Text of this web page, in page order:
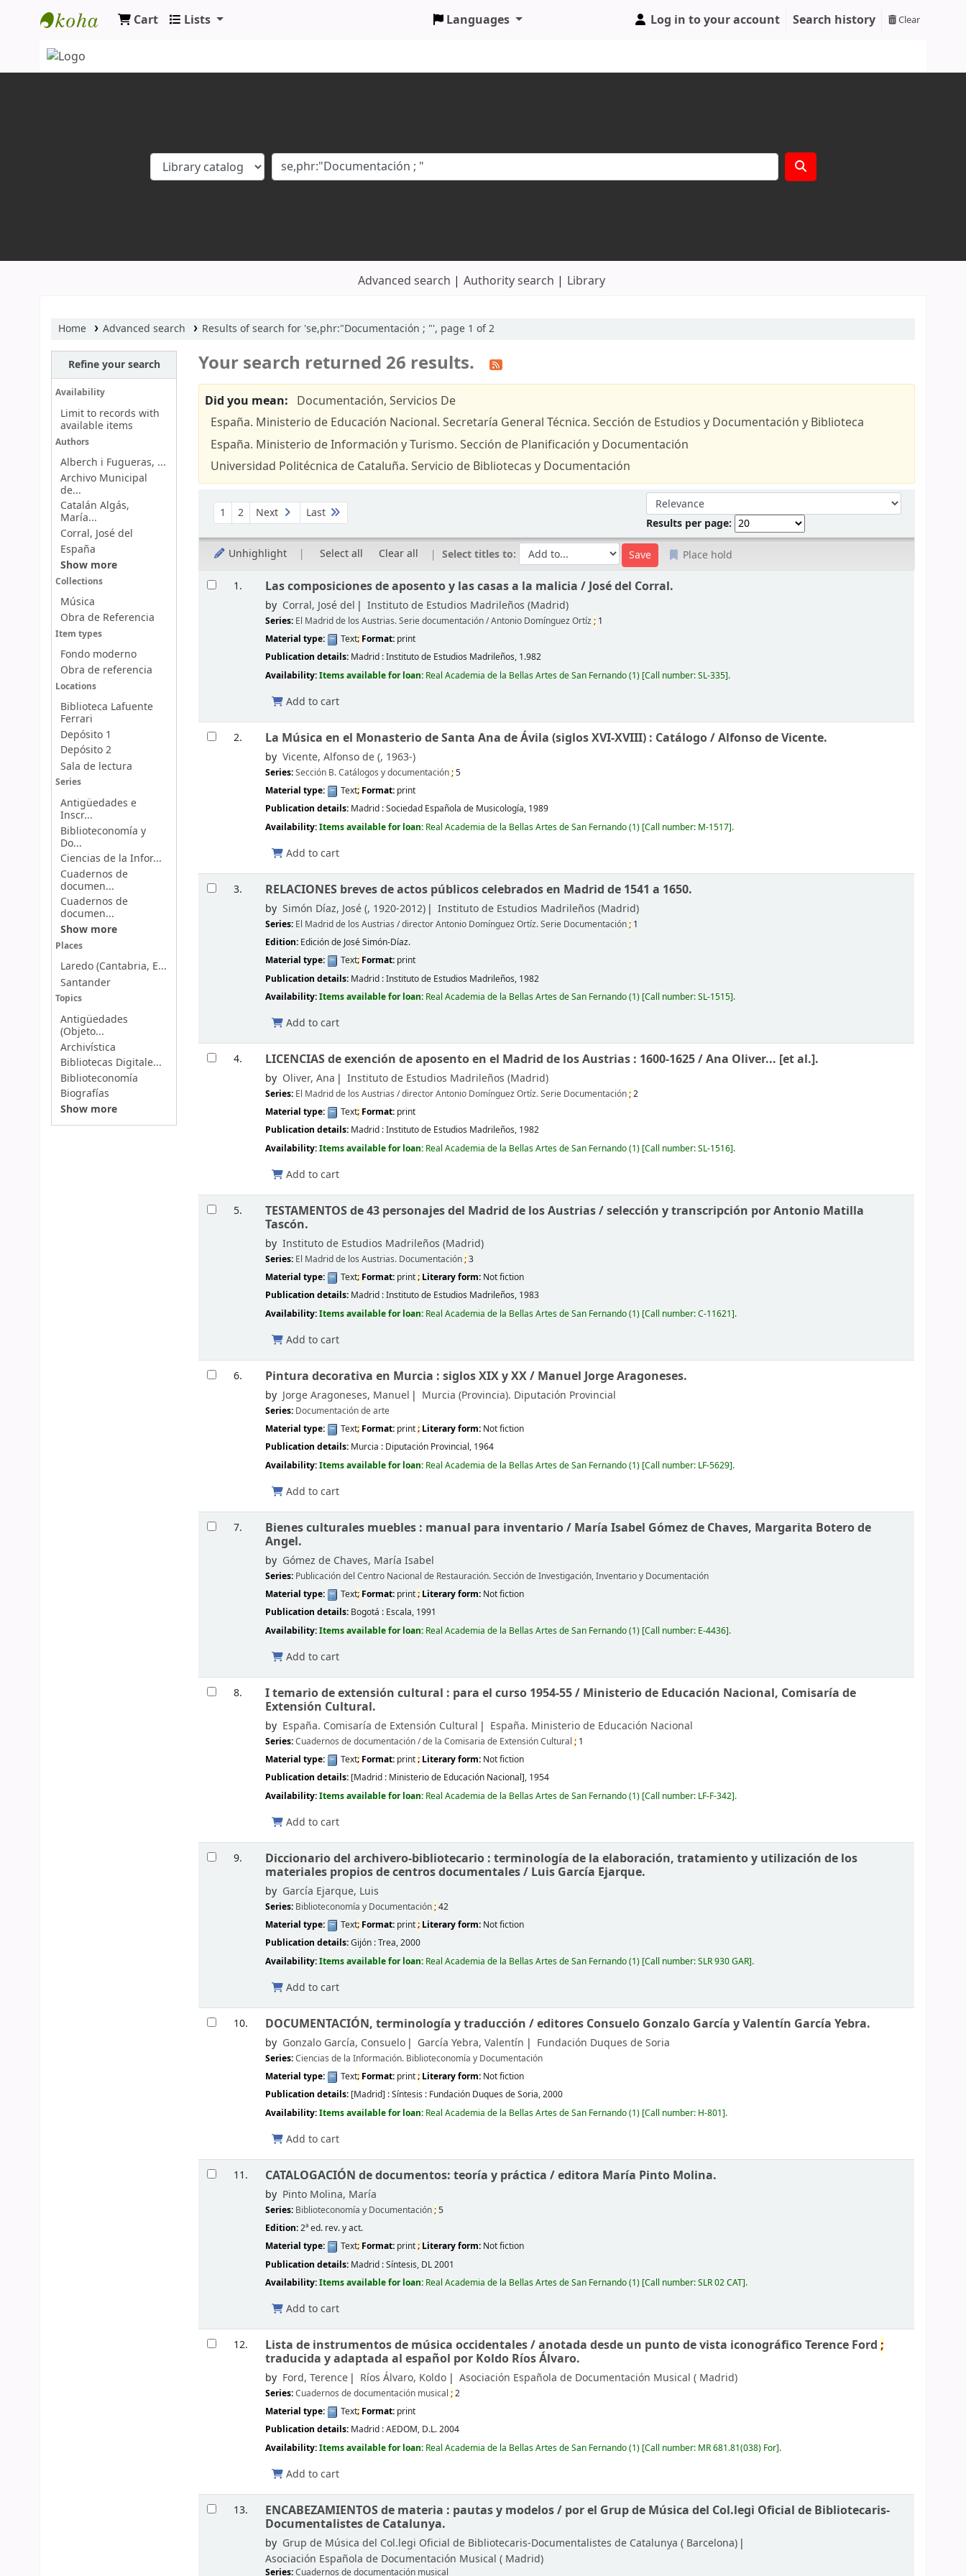
Koha online
Cart Lists Languages Log in to your account Search history Clear
Advanced search Authority search Library
Home Advanced search Results of search for 'se,phr:"Documentación ; "', page 1 of 2
Refine your search
Availability
Limit to records with
available items
Authors
Alberch i Fugueras, ...
Archivo Municipal
de...
Catalán Algás,
María...
Corral, José del
España
Show more
Collections
Música
Obra de Referencia
Item types
Fondo moderno
Obra de referencia
Locations
Biblioteca Lafuente
Ferrari
Depósito 1
Depósito 2
Sala de lectura
Series
Antigüedades e
Inscr...
Biblioteconomía y
Do...
Ciencias de la Infor...
Cuadernos de
documen...
Cuadernos de
documen...
Show more
Places
Laredo (Cantabria, E...
Santander
Topics
Antigüedades
(Objeto...
Archivística
Bibliotecas Digitale...
Biblioteconomía
Biografías
Show more
Your search returned 26 results.
Did you mean: Documentación, Servicios De
España. Ministerio de Educación Nacional. Secretaría General Técnica. Sección de Estudios y Documentación y Biblioteca
España. Ministerio de Información y Turismo. Sección de Planificación y Documentación
Universidad Politécnica de Cataluña. Servicio de Bibliotecas y Documentación
Sort
1 2 Next Last
Sort by:
Results per page:
Unhighlight Select all Clear all Select titles to: Place hold
Results
1. Las composiciones de aposento y las casas a la malicia / José del Corral.
by Corral, José del Instituto de Estudios Madrileños (Madrid)
Series: El Madrid de los Austrias. Serie documentación / Antonio Domínguez Ortíz; 1
Material type:
Text; Format: print
Publication details: Madrid :Instituto de Estudios Madrileños, 1.982
Availability:Items available for loan: Real Academia de la Bellas Artes de San Fernando(1) Call number:SL-335 .
Add to cart
2. La Música en el Monasterio de Santa Ana de Ávila (siglos XVI-XVIII) : Catálogo /Alfonso de Vicente.
by Vicente, Alfonso de (, 1963-)
Series:Sección B. Catálogos y documentación;5
Material type:
Text; Format: print
Publication details: Madrid :Sociedad Española de Musicología, 1989
Availability:Items available for loan: Real Academia de la Bellas Artes de San Fernando(1) Call number: M-1517 .
Add to cart
3. RELACIONES breves de actos públicos celebrados en Madrid de 1541 a 1650.
by Simón Díaz, José (, 1920-2012) Instituto de Estudios Madrileños (Madrid)
Series: El Madrid de los Austrias / director Antonio Domínguez Ortíz. Serie Documentación; 1
Edition: Edición de José Simón-Díaz.
Material type:
Text; Format: print
Publication details: Madrid :Instituto de Estudios Madrileños, 1982
Availability:Items available for loan: Real Academia de la Bellas Artes de San Fernando(1) Call number:SL-1515 .
Add to cart
4. LICENCIAS de exención de aposento en el Madrid de los Austrias : 1600-1625 /Ana Oliver... [et al.].
by Oliver, Ana Instituto de Estudios Madrileños (Madrid)
Series: El Madrid de los Austrias / director Antonio Domínguez Ortíz. Serie Documentación;2
Material type:
Text; Format: print
Publication details: Madrid :Instituto de Estudios Madrileños, 1982
Availability:Items available for loan: Real Academia de la Bellas Artes de San Fernando(1) Call number:SL-1516 .
Add to cart
5. TESTAMENTOS de 43 personajes del Madrid de los Austrias /selección y transcripción por Antonio Matilla
Tascón.
by Instituto de Estudios Madrileños (Madrid)
Series: El Madrid de los Austrias. Documentación;3
Material type:
Text; Format: print; Literary form: Not fiction
Publication details: Madrid :Instituto de Estudios Madrileños, 1983
Availability:Items available for loan: Real Academia de la Bellas Artes de San Fernando(1) Call number:C-11621 .
Add to cart
6. Pintura decorativa en Murcia : siglos XIX y XX / Manuel Jorge Aragoneses.
by Jorge Aragoneses, Manuel Murcia (Provincia). Diputación Provincial
Series: Documentación de arte
Material type:
Text; Format: print; Literary form: Not fiction
Publication details: Murcia : Diputación Provincial, 1964
Availability:Items available for loan: Real Academia de la Bellas Artes de San Fernando(1) Call number: LF-5629 .
Add to cart
7. Bienes culturales muebles : manual para inventario / María Isabel Gómez de Chaves, Margarita Botero de
Angel.
by Gómez de Chaves, María Isabel
Series: Publicación del Centro Nacional de Restauración. Sección de Investigación, Inventario y Documentación
Material type:
Text; Format: print; Literary form: Not fiction
Publication details: Bogotá : Escala, 1991
Availability:Items available for loan: Real Academia de la Bellas Artes de San Fernando(1) Call number: E-4436 .
Add to cart
8. I temario de extensión cultural : para el curso 1954-55 / Ministerio de Educación Nacional, Comisaría de
Extensión Cultural.
by España. Comisaría de Extensión Cultural España. Ministerio de Educación Nacional
Series:Cuadernos de documentación / de la Comisaria de Extensión Cultural ; 1
Material type:
Text; Format: print; Literary form: Not fiction
Publication details: [Madrid : Ministerio de Educación Nacional], 1954
Availability:Items available for loan: Real Academia de la Bellas Artes de San Fernando(1) Call number: LF-F-342 .
Add to cart
9.
Diccionario del archivero-bibliotecario : terminología de la elaboración, tratamiento y utilización de los
materiales propios de centros documentales / Luis García Ejarque.
by García Ejarque, Luis
Series: Biblioteconomía y Documentación;42
Material type:
Text; Format: print; Literary form: Not fiction
Publication details:Gijón :Trea,2000
Availability:Items available for loan: Real Academia de la Bellas Artes de San Fernando(1) Call number:SLR 930 GAR .
Add to cart
10. DOCUMENTACIÓN, terminología y traducción /editores Consuelo Gonzalo García y Valentín García Yebra.
by Gonzalo García, Consuelo García Yebra, Valentín Fundación Duques de Soria
Series:Ciencias de la Información. Biblioteconomía y Documentación
Material type:
Text; Format: print; Literary form: Not fiction
Publication details: [Madrid] :Síntesis : Fundación Duques de Soria,2000
Availability:Items available for loan: Real Academia de la Bellas Artes de San Fernando(1) Call number: H-801 .
Add to cart
11. CATALOGACIÓN de documentos: teoría y práctica /editora María Pinto Molina.
by Pinto Molina, María
Series: Biblioteconomía y Documentación;5
Edition:2ª ed. rev. y act.
Material type:
Text; Format: print; Literary form: Not fiction
Publication details: Madrid :Síntesis, DL 2001
Availability:Items available for loan: Real Academia de la Bellas Artes de San Fernando(1) Call number:SLR 02 CAT .
Add to cart
12. Lista de instrumentos de música occidentales /anotada desde un punto de vista iconográfico Terence Ford;
traducida y adaptada al español por Koldo Ríos Álvaro.
by Ford, Terence Ríos Álvaro, Koldo Asociación Española de Documentación Musical ( Madrid)
Series:Cuadernos de documentación musical ;2
Material type:
Text; Format: print
Publication details: Madrid :AEDOM, D.L. 2004
Availability:Items available for loan: Real Academia de la Bellas Artes de San Fernando(1) Call number: MR 681.81(038) For .
Add to cart
13. ENCABEZAMIENTOS de materia : pautas y modelos / por el Grup de Música del Col.legi Oficial de Bibliotecaris-
Documentalistes de Catalunya.
by Grup de Música del Col.legi Oficial de Bibliotecaris-Documentalistes de Catalunya (Barcelona)
Asociación Española de Documentación Musical ( Madrid)
Series:Cuadernos de documentación musical